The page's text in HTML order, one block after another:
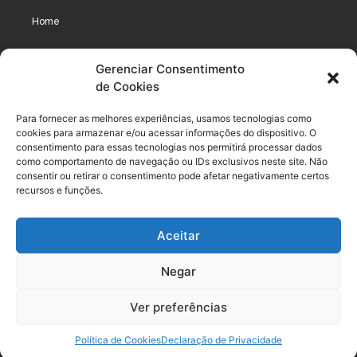
Gerenciar Consentimento
de Cookies
Para fornecer as melhores experiências, usamos tecnologias como
cookies para armazenar e/ou acessar informações do dispositivo. O
consentimento para essas tecnologias nos permitirá processar dados
como comportamento de navegação ou IDs exclusivos neste site. Não
consentir ou retirar o consentimento pode afetar negativamente certos
recursos e funções.
Aceitar
Negar
Ver preferências
Política de CookiesDeclaração de Privacidade
Home
Podcast
Legal
Termo de uso do usuário e assinante
Termos de Uso dos Cursos